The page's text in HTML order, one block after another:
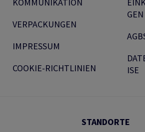
VERPACKUNGEN
IMPRESSUM
COOKIE-RICHTLINIEN
GEN
ISE
STANDORTE